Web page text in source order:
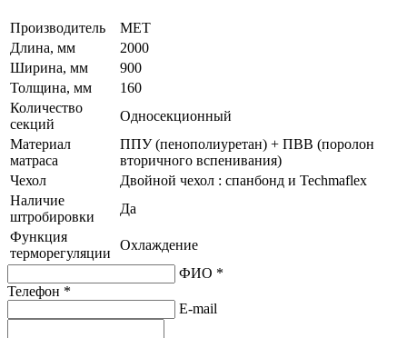
Производитель
МЕТ
Длина, мм
2000
Ширина, мм
900
Толщина, мм
160
Количество
секций
Односекционный
Материал
матраса
ППУ (пенополиуретан) + ПВВ (поролон
вторичного вспенивания)
Чехол
Двойной чехол : спанбонд и Techmaflex
Наличие
штробировки
Да
Функция
терморегуляции
Охлаждение
ФИО *
Телефон *
E-mail